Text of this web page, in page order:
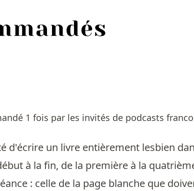
1 fois par les invités de podcasts
d'écrire un livre entièrement lesbien
à la fin, de la première à la
: celle de la page blanche que